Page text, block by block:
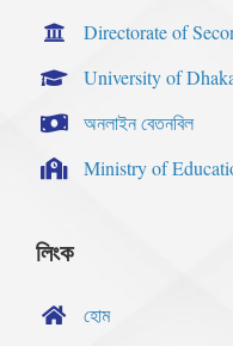
Directorate of
University of
অনলাইন বেতনবিল
Ministry of
লিংক
হোম